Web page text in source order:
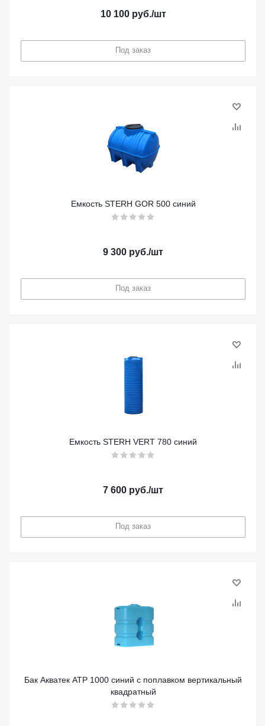
10 100руб./шт
Под заказ
Емкость STERH GOR 500 синий
9 300 руб./шт
Под заказ
Емкость STERH VERT 780 синий
7 600 руб./шт
Под заказ
Бак Акватек ATP 1000 синий с поплавком вертикальный
квадратный